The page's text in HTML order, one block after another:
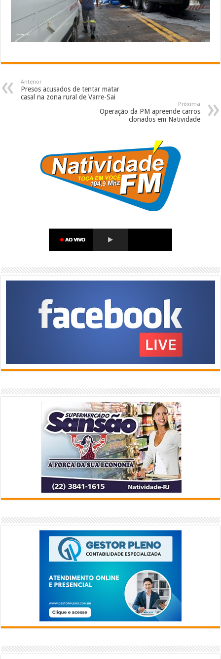
Anterior
Presos acusados de tentar matar
casal na zona rural de Varre-Sai
Próxima
Operação da PM apreende carros
clonados em Natividade